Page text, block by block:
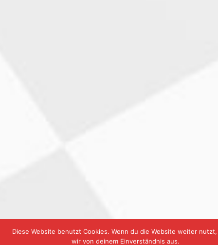
Diese Website benutzt Cookies. Wenn du die Website weiter
wir von deinem Einverständnis aus.